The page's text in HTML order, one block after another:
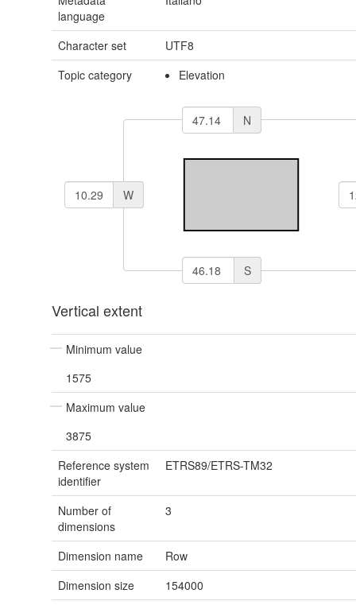
language
Character set
UTF8
Topic category
Elevation
N
S
W
Vertical extent
Minimum value
1575
Maximum value
3875
Reference system
identifier
ETRS89/ETRS-TM32
Number of
dimensions
3
Dimension name
Row
Dimension size
154000